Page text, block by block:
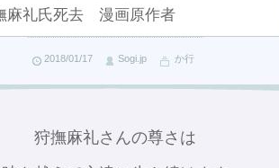
麻礼氏死去 漫画原作者
2018/01/17 Sogi.jp か行
狩撫麻礼さんの尊さは